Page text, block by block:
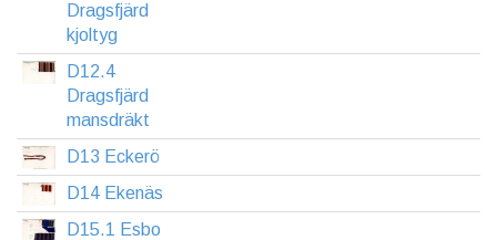
Dragsfjärd
kjoltyg
D12.4
Dragsfjärd
mansdräkt
D13 Eckerö
D14 Ekenäs
D15.1 Esbo